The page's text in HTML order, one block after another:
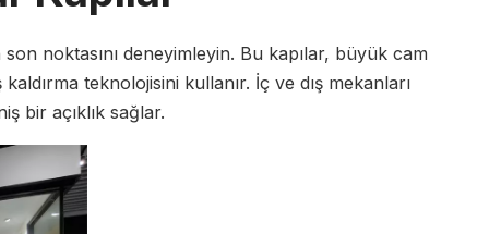
noktasını deneyimleyin. Bu kapılar, büyük cam
teknolojisini kullanır. İç ve dış mekanları
bir açıklık sağlar.